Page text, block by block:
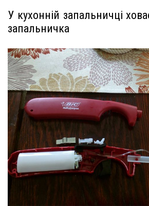
У кухонній запальничці
запальничка